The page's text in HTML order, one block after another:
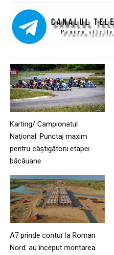
Karting/ Campionatul
Național: Punctaj maxim
pentru câștigătorii etapei
băcăuane
A7 prinde contur la Roman
Nord: au început montarea